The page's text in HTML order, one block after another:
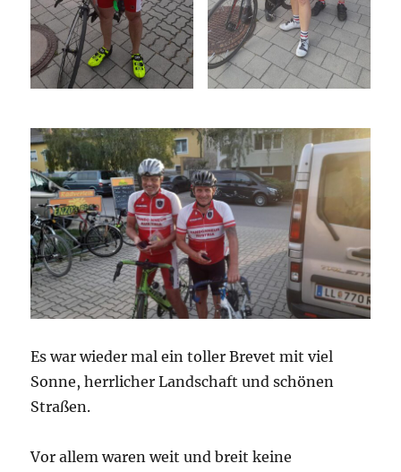
Es war wieder mal ein toller Brevet mit viel
Sonne, herrlicher Landschaft und schönen
Straßen.
Vor allem waren weit und breit keine